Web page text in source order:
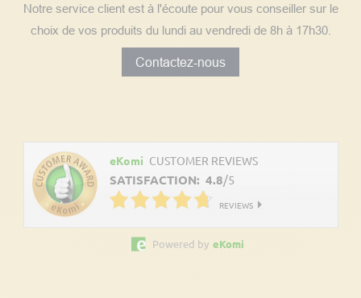
Notre service client est à l'écoute pour vous conseiller sur le
choix de vos produits du lundi au vendredi de 8h à 17h30.
Contactez-nous
eKomi CUSTOMER REVIEWS
SATISFACTION: 4.8/5
REVIEWS
Powered by eKomi